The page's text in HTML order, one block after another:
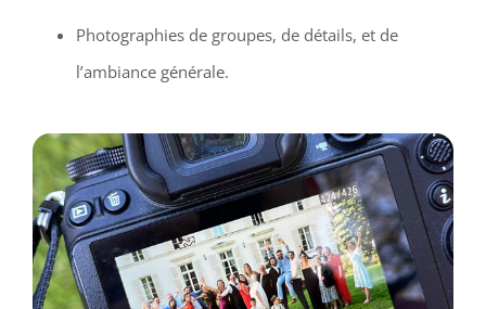
Photographies de groupes, de détails, et de
l’ambiance générale.